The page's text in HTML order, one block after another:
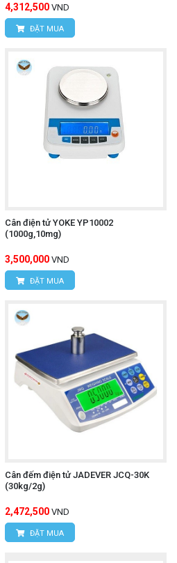
4,312,500 VND
ĐẶT MUA
Cân điện tử YOKE YP10002
(1000g,10mg)
3,500,000 VND
ĐẶT MUA
Cân đếm điện tử JADEVER JCQ-30K
(30kg/2g)
2,472,500 VND
ĐẶT MUA